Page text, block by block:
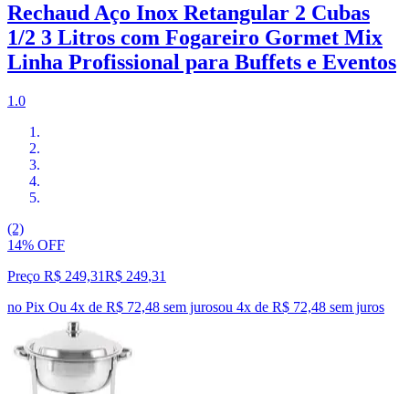
Rechaud Aço Inox Retangular 2 Cubas
1/2 3 Litros com Fogareiro Gormet Mix
Linha Profissional para Buffets e Eventos
1.0
(2)
14% OFF
Preço R$ 249,31R$ 249,31
no Pix Ou 4x de R$ 72,48 sem jurosou 4x de R$ 72,48 sem juros